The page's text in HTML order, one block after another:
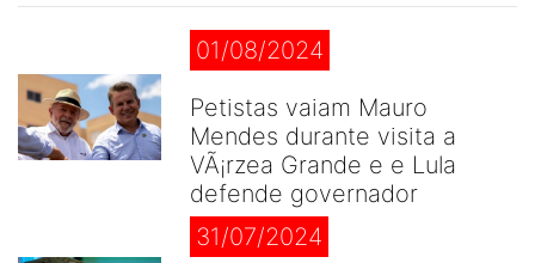
01/08/2024
Petistas vaiam Mauro
Mendes durante visita a
VÃ¡rzea Grande e e Lula
defende governador
31/07/2024